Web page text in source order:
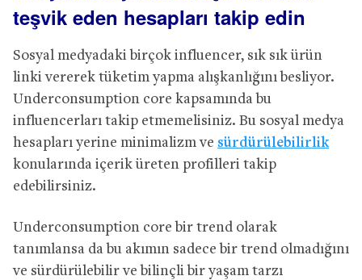
teşvik eden hesapları takip edin
Sosyal medyadaki birçok influencer, sık sık ürün
linki vererek tüketim yapma alışkanlığını besliyor.
Underconsumption core kapsamında bu
influencerları takip etmemelisiniz. Bu sosyal medya
hesapları yerine minimalizm ve sürdürülebilirlik
konularında içerik üreten profilleri takip
edebilirsiniz.
Underconsumption core bir trend olarak
tanımlansa da bu akımın sadece bir trend olmadığını
ve sürdürülebilir ve bilinçli bir yaşam tarzı